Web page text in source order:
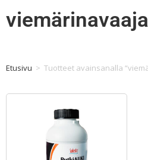
viemärinavaaja
Etusivu > Tuotteet avainsanalla